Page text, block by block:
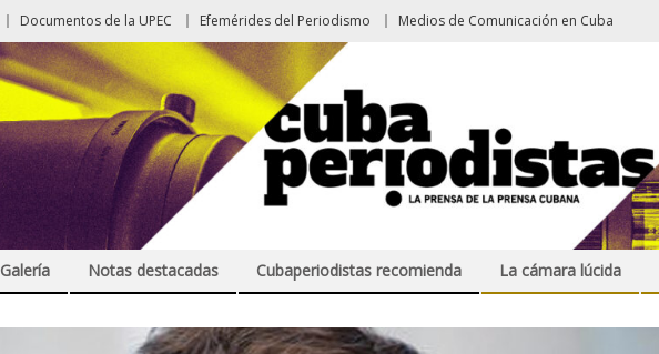
Documentos de la UPEC Efemérides del Periodismo Medios de Comunicación en Cuba
Galería Notas destacadas Cubaperiodistas recomienda La cámara lúcida